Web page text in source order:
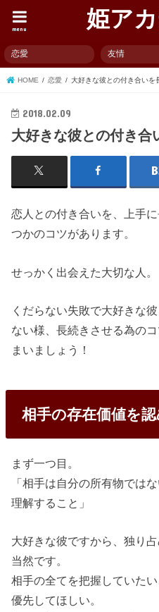
姫ア
menu
恋愛 友情
HOME 恋愛 大好きな彼との付き合いを
2018.02.09
大好きな彼との付き合
恋人との付き合いを、上手
つかのコツがあります。
せっかく出会えた大切な人。
くだらない失敗で大好きな
ない様、長続きさせる為の
まいましょう！
相手の存在価値を認
まず一つ目。
「相手は自分の所有物では
理解すること」
大好きな彼ですから、独り
当然です。
相手の全てを把握していた
優先してほしい。